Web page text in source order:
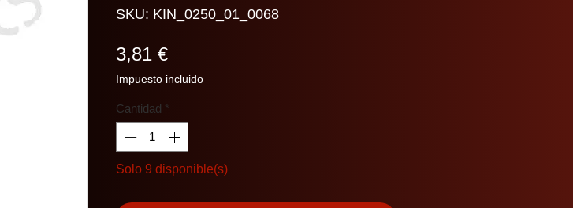
SKU: KIN_0250_01_0068
3,81 €Precio
Impuesto incluido
Cantidad *
Solo 9 disponible(s)